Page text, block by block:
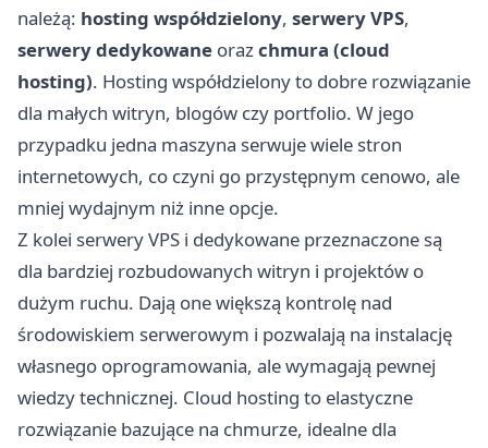
należą: hosting współdzielony, serwery VPS,
serwery dedykowane orazchmura (cloud
hosting). Hosting współdzielony to dobre rozwiązanie
dla małych witryn, blogów czy portfolio. W jego
przypadku jedna maszyna serwuje wiele stron
internetowych, co czyni go przystępnym cenowo, ale
mniej wydajnym niż inne opcje.
Z kolei serwery VPS i dedykowane przeznaczone są
dla bardziej rozbudowanych witryn i projektów o
dużym ruchu. Dają one większą kontrolę nad
środowiskiem serwerowym i pozwalają na instalację
własnego oprogramowania, ale wymagają pewnej
wiedzy technicznej. Cloud hosting to elastyczne
rozwiązanie bazujące na chmurze, idealne dla